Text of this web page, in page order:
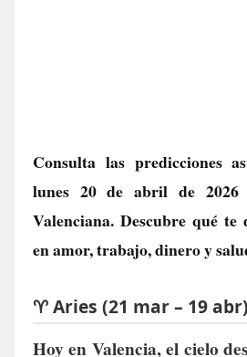
Consulta las predicciones
lunes 20 de abril de 2026
Valenciana. Descubre qué te
en amor, trabajo, dinero y
♈ Aries (21 mar – 19 abr)
Hoy en Valencia, el cielo